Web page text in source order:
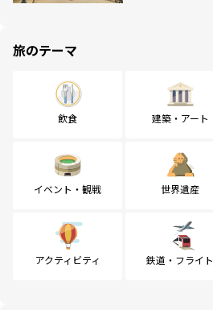
旅のテーマ
飲食 建築・アート
イベント・観戦 世界遺産
アクティビティ 鉄道・フライト